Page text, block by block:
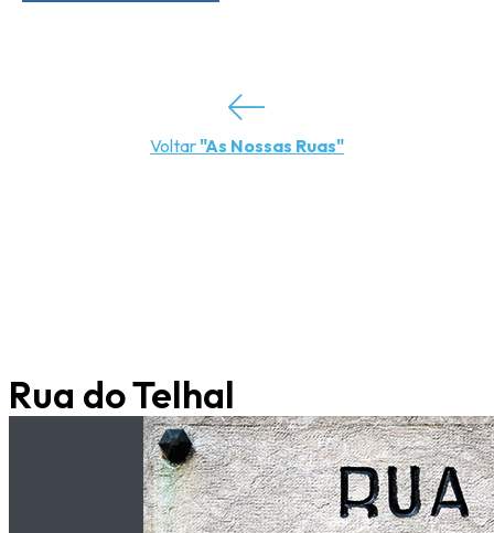
Voltar "As Nossas Ruas"
Rua do Telhal